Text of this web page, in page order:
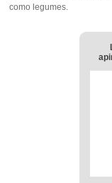
como legumes.